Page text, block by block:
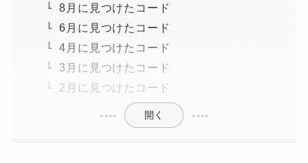
8月に見つけたコード
6月に見つけたコード
4月に見つけたコード
3月に見つけたコード
2月に見つけたコード
開く